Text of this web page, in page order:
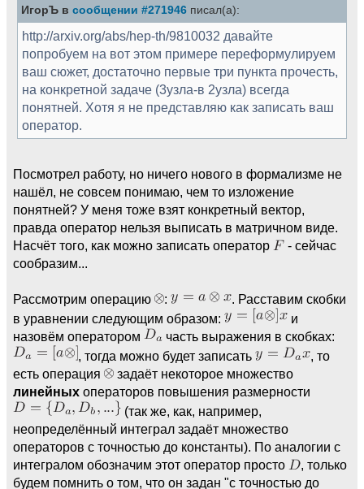
ИгорЪ в сообщении #271946 писал(а):
http://arxiv.org/abs/hep-th/9810032 давайте
попробуем на вот этом примере переформулируем
ваш сюжет, достаточно первые три пункта прочесть,
на конкретной задаче (3узла-в 2узла) всегда
понятней. Хотя я не представляю как записать ваш
оператор.
Посмотрел работу, но ничего нового в формализме не
нашёл, не совсем понимаю, чем то изложение
понятней? У меня тоже взят конкретный вектор,
правда оператор нельзя выписать в матричном виде.
Насчёт того, как можно записать оператор
- сейчас
сообразим...
Рассмотрим операцию :
. Расставим скобки
в уравнении следующим образом:
и
назовём оператором
часть выражения в скобках:
, тогда можно будет записать
, то
есть операция
задаёт некоторое множество
линейных операторов повышения размерности
(так же, как, например,
неопределённый интеграл задаёт множество
операторов с точностью до константы). По аналогии с
интегралом обозначим этот оператор просто
, только
будем помнить о том, что он задан "с точностью до